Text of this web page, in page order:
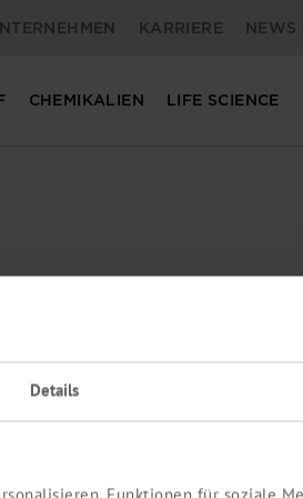
Details
KARRIERE NEWS
CHEMIKALIEN LIFE SCIENCE